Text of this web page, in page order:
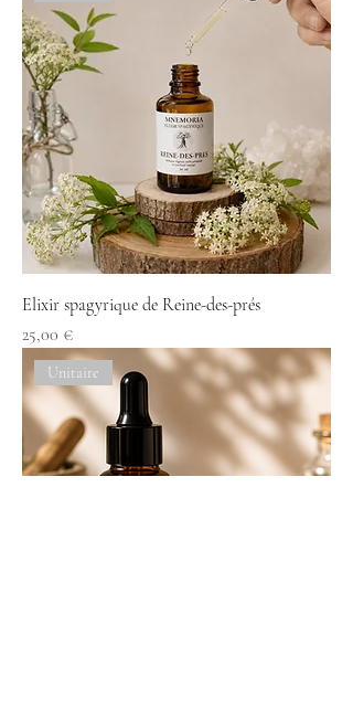
Elixir spagyrique de Reine-des-prés
Prix
25,00 €
Unitaire